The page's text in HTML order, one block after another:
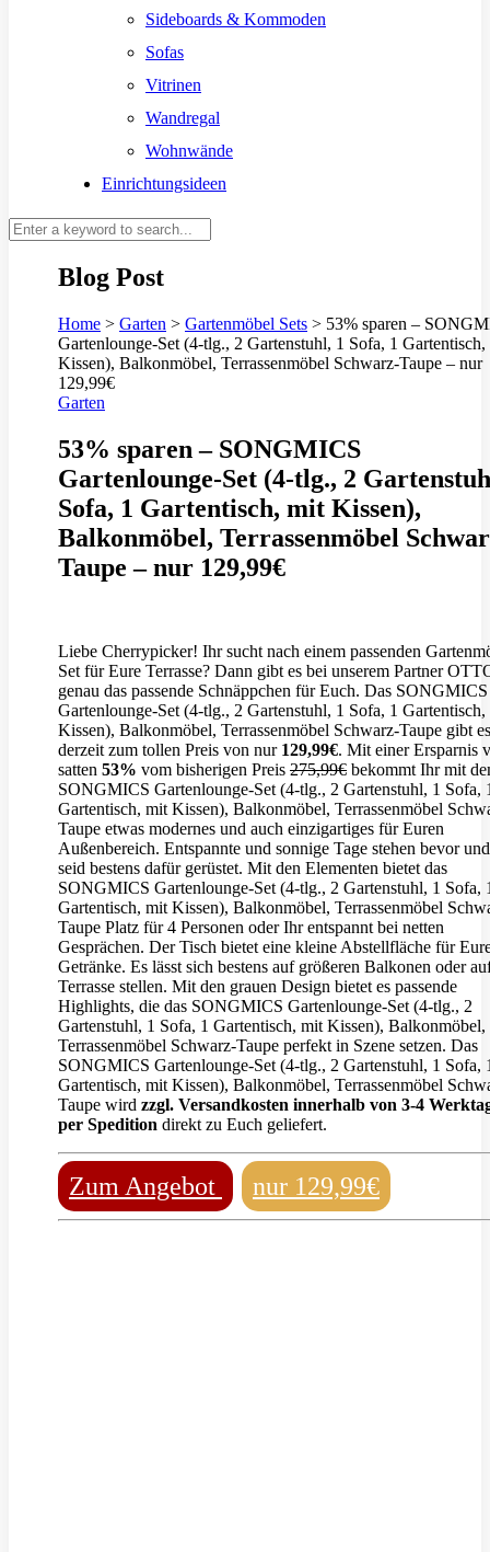
Sideboards & Kommoden
Sofas
Vitrinen
Wandregal
Wohnwände
Einrichtungsideen
Blog Post
Home > Garten > Gartenmöbel Sets > 53% sparen –
Gartenlounge-Set (4-tlg., 2 Gartenstuhl, 1 Sofa, 1
Kissen), Balkonmöbel, Terrassenmöbel Schwarz-Taupe – nur
129,99€
Garten
53% sparen – SONGMICS
Gartenlounge-Set (4-tlg., 2
Sofa, 1 Gartentisch, mit Kissen),
Balkonmöbel, Terrassenmöbel
Taupe – nur 129,99€
Liebe Cherrypicker! Ihr sucht nach einem passenden
Set für Eure Terrasse? Dann gibt es bei unserem Partner
genau das passende Schnäppchen für Euch. Das SONGMICS
Gartenlounge-Set (4-tlg., 2 Gartenstuhl, 1 Sofa, 1
Kissen), Balkonmöbel, Terrassenmöbel Schwarz-Taupe gibt es
derzeit zum tollen Preis von nur 129,99€. Mit einer Ersparnis
satten 53% vom bisherigen Preis 275,99€ bekommt Ihr mit
SONGMICS Gartenlounge-Set (4-tlg., 2 Gartenstuhl, 1 Sofa,
Gartentisch, mit Kissen), Balkonmöbel, Terrassenmöbel
Taupe etwas modernes und auch einzigartiges für Euren
Außenbereich. Entspannte und sonnige Tage stehen bevor
seid bestens dafür gerüstet. Mit den Elementen bietet das
SONGMICS Gartenlounge-Set (4-tlg., 2 Gartenstuhl, 1 Sofa,
Gartentisch, mit Kissen), Balkonmöbel, Terrassenmöbel
Taupe Platz für 4 Personen oder Ihr entspannt bei netten
Gesprächen. Der Tisch bietet eine kleine Abstellfläche für
Getränke. Es lässt sich bestens auf größeren Balkonen oder
Terrasse stellen. Mit den grauen Design bietet es passende
Highlights, die das SONGMICS Gartenlounge-Set (4-tlg., 2
Gartenstuhl, 1 Sofa, 1 Gartentisch, mit Kissen), Balkonmöbel,
Terrassenmöbel Schwarz-Taupe perfekt in Szene setzen. Das
SONGMICS Gartenlounge-Set (4-tlg., 2 Gartenstuhl, 1 Sofa,
Gartentisch, mit Kissen), Balkonmöbel, Terrassenmöbel
Taupe wird zzgl. Versandkosten innerhalb von 3-4
per Spedition direkt zu Euch geliefert.
Zum Angebot nur 129,99€